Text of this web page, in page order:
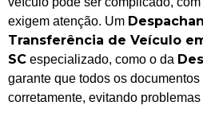
exigem atenção. Um
Transferência de Veículo
SC especializado, como o da
garante que todos os
corretamente, evitando problemas